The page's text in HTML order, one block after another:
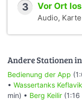
3 Vor Ort
Audio,
Andere Stationen
Bedienung der App
• Wassertanks Keflavik
min) • Berg Keilir (1:16